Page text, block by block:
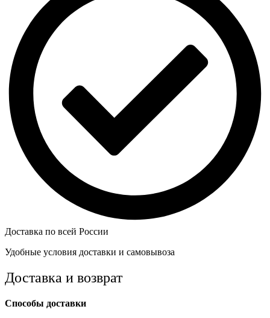
Доставка по всей России
Удобные условия доставки и самовывоза
Доставка и возврат
Способы доставки